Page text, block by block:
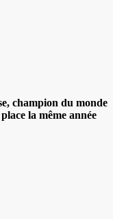
champion du monde
la même année